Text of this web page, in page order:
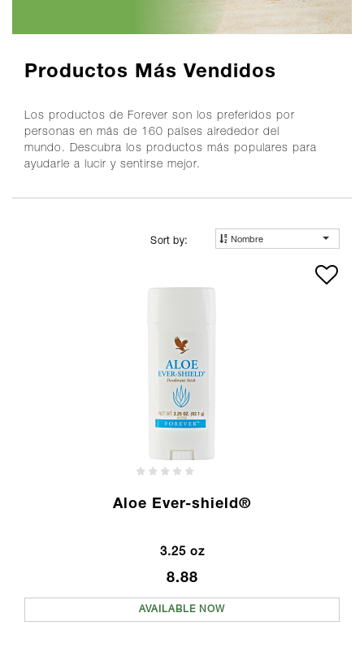
Productos Más Vendidos
Los productos de Forever son los preferidos por
personas en más de 160 países alrededor del
mundo. Descubra los productos más populares para
ayudarle a lucir y sentirse mejor.
Sort by: Nombre
Aloe Ever-shield®
3.25 oz
8.88
AVAILABLE NOW